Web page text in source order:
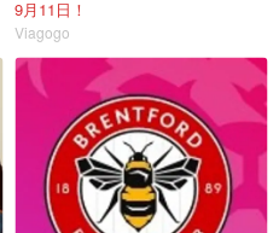
9月11日！
Viagogo